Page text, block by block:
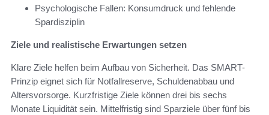
Psychologische Fallen: Konsumdruck und fehlende
Spardisziplin
Ziele und realistische Erwartungen setzen
Klare Ziele helfen beim Aufbau von Sicherheit. Das SMART-
Prinzip eignet sich für Notfallreserve, Schuldenabbau und
Altersvorsorge. Kurzfristige Ziele können drei bis sechs
Monate Liquidität sein. Mittelfristig sind Sparziele über fünf bis